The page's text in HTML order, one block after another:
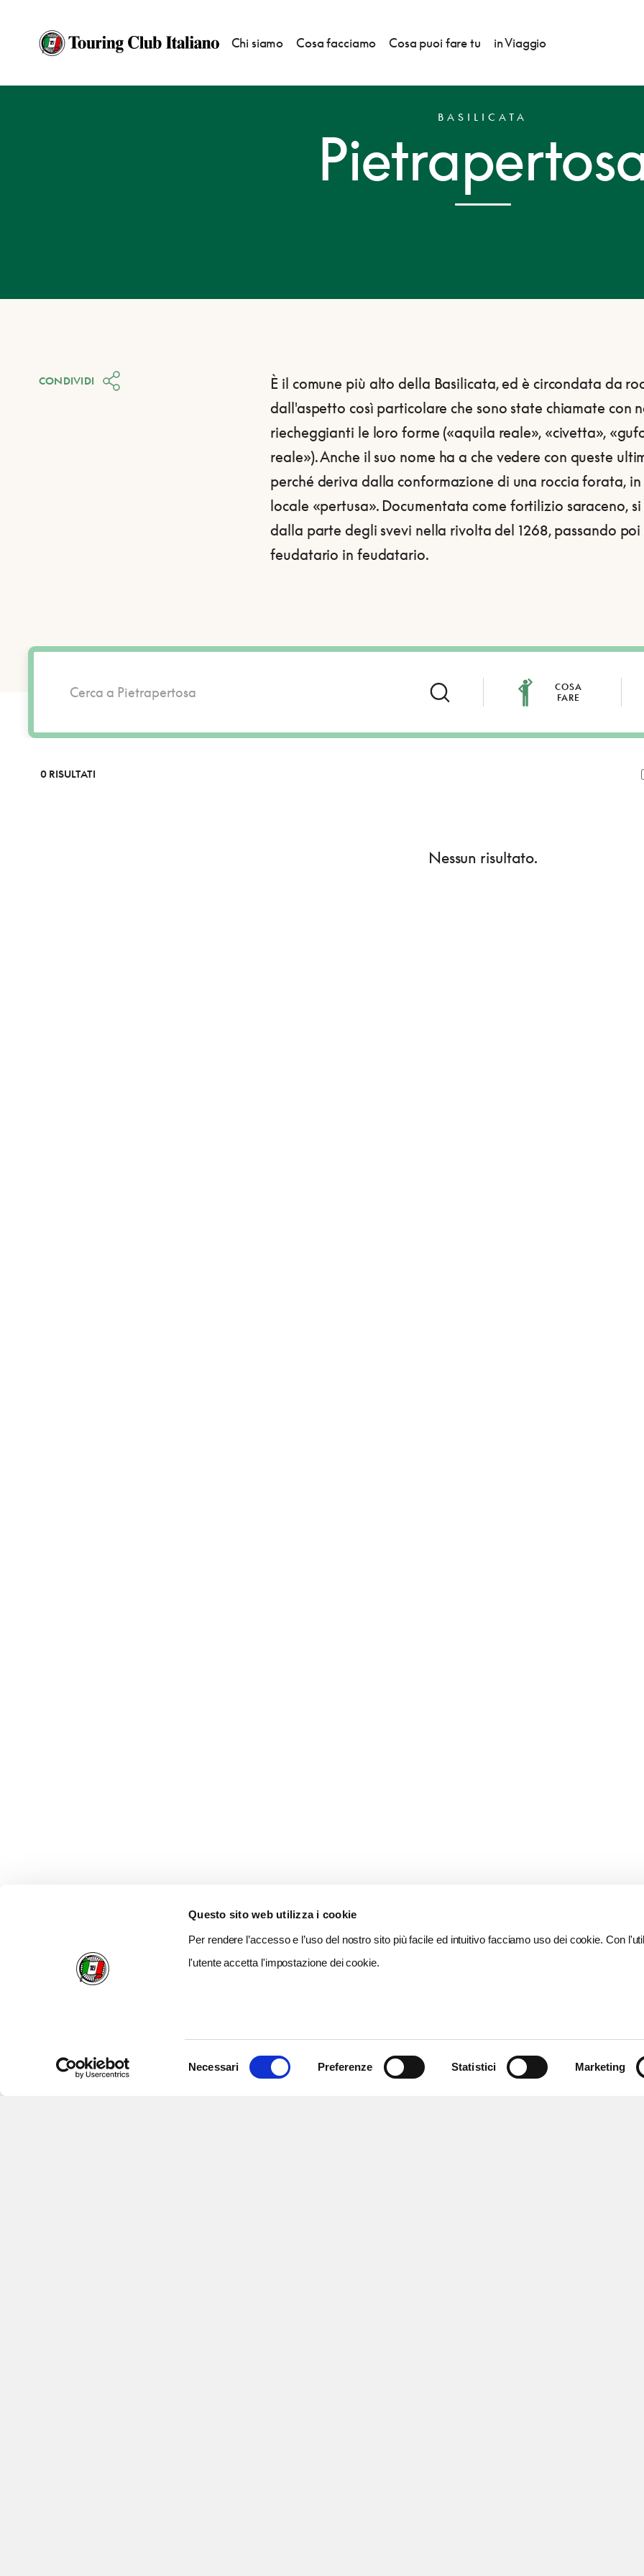
Questo sito web utilizza i cookie
Per rendere l’accesso e l’uso del nostro sito più facile ed intuitivo facciamo uso dei cookie. Con
l'utente accetta l'impostazione dei cookie.
Necessari Preferenze Statistici Marketing
Chi siamo Cosa facciamo Cosa puoi fare tu in Viaggio
HOME DESTINAZIONI PIETRAPERTOSA
BASILICATA
È il comune più alto della Basilicata, ed è circondata da
dall'aspetto così particolare che sono state chiamate con
riecheggianti le loro forme («aquila reale», «civetta»,
reale»). Anche il suo nome ha a che vedere con queste
perché deriva dalla conformazione di una roccia forata,
locale «pertusa».Documentata come fortilizio saraceno, si
dalla parte degli svevi nella rivolta del 1268, passando poi
feudatario in feudatario.
CONDIVIDI
COSA
FARE
0 RISULTATI
Nessun risultato.